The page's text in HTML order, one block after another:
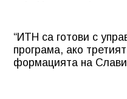
“ИТН са готови с
програма, ако
формацията на